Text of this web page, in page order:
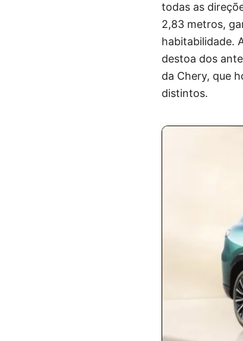
todas as
2,83 metros,
habitabilidade.
destoa dos
da Chery, que
distintos.